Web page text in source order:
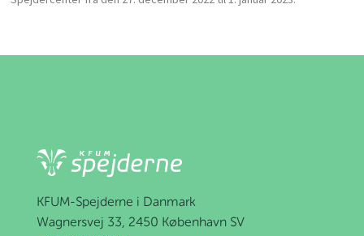
KFUM-Spejderne i Danmark
Wagnersvej 33, 2450 København SV